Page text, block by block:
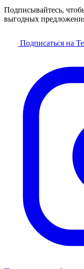
Подписывайтесь,
выгодных
Подписаться на